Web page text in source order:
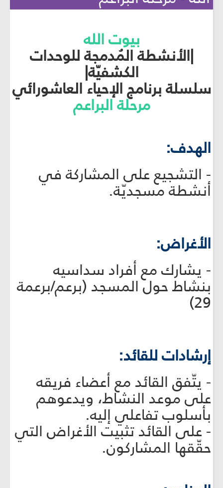
بيوت الله
|الأنشطة المُدمجة للوحدات
الكشفيّة|
سلسلة برنامج الإحياء العاشورائي
مرحلة البراعم
الهدف:
- التشجيع على المشاركة في
أنشطة مسجديّة.
الأغراض:
- يشارك مع أفراد سداسيه
بنشاط حول المسجد (برعم/برعمة
29)
إرشادات للقائد:
- يتّفق القائد مع أعضاء فريقه
على موعد النشاط، ويدعوهم
بأسلوب تفاعلي إليه.
- على القائد تثبيت الأغراض التي
حقّقها المشاركون.